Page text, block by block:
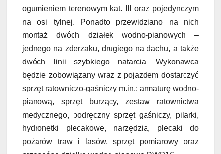
ogumieniem terenowym kat. III oraz pojedynczym
na osi tylnej. Ponadto przewidziano na nich
montaż dwóch działek wodno-pianowych –
jednego na zderzaku, drugiego na dachu, a także
dwóch linii szybkiego natarcia. Wykonawca
będzie zobowiązany wraz z pojazdem dostarczyć
sprzęt ratowniczo-gaśniczy m.in.: armaturę wodno-
pianową, sprzęt burzący, zestaw ratownictwa
medycznego, podręczny sprzęt gaśniczy, pilarki,
hydronetki plecakowe, narzędzia, plecaki do
pożarów traw i lasów, sprzęt pomiarowy oraz